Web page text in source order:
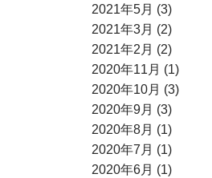
2021年5月 (3)
2021年3月 (2)
2021年2月 (2)
2020年11月 (1)
2020年10月 (3)
2020年9月 (3)
2020年8月 (1)
2020年7月 (1)
2020年6月 (1)